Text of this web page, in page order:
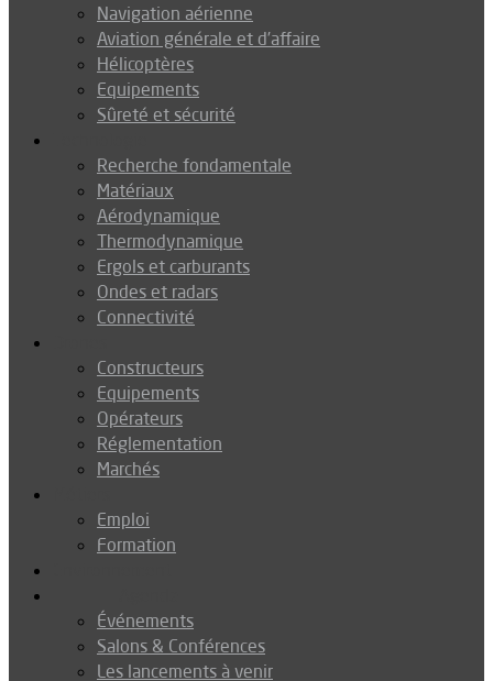
Navigation aérienne
Aviation générale et d’affaire
Hélicoptères
Equipements
Sûreté et sécurité
Recherche fondamentale
Matériaux
Aérodynamique
Thermodynamique
Ergols et carburants
Ondes et radars
Connectivité
Constructeurs
Equipements
Opérateurs
Réglementation
Marchés
Emploi
Formation
Événements
Salons & Conférences
Les lancements à venir